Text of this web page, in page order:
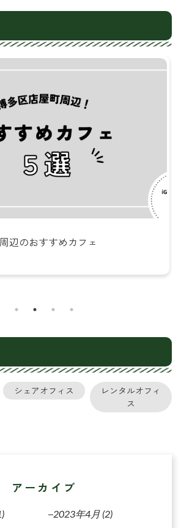
おすすめランチ７選！
シェアオフィス
レンタルオフィ
ス
アーカイブ
2023年4月 (2)